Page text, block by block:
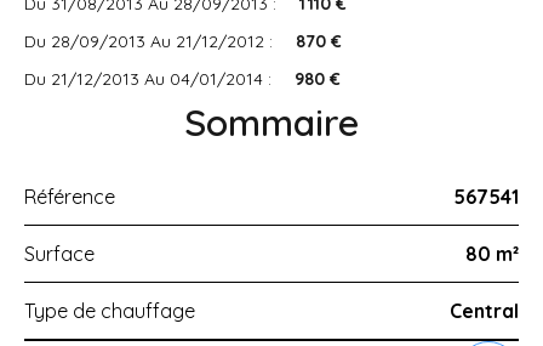
Du 28/09/2013 Au 21/12/2012 :
870 €
Du 21/12/2013 Au 04/01/2014 :
980 €
Sommaire
Référence 567541
Surface 80 m²
Type de chauffage Central